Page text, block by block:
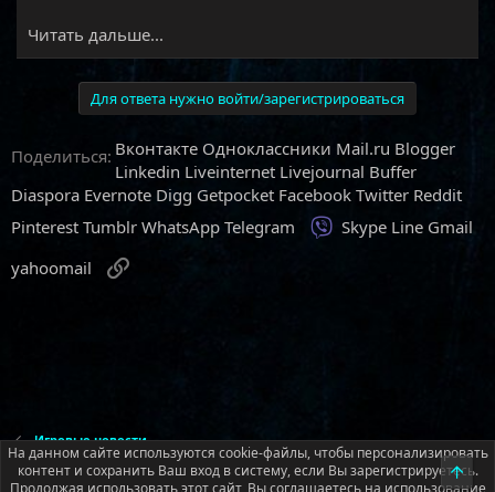
Читать дальше...
Для ответа нужно войти/зарегистрироваться
Поделиться: Вконтакте Одноклассники Mail.ru Blogger
Linkedin Liveinternet Livejournal Buffer
Diaspora Evernote Digg Getpocket Facebook Twitter Reddit
Pinterest Tumblr WhatsApp Telegram Viber
Skype Line Gmail
yahoomail
Игровые новости
На данном сайте используются cookie-файлы, чтобы персонализировать
контент и сохранить Ваш вход в систему, если Вы зарегистрируетесь.
Продолжая использовать этот сайт, Вы соглашаетесь на использование
Верх